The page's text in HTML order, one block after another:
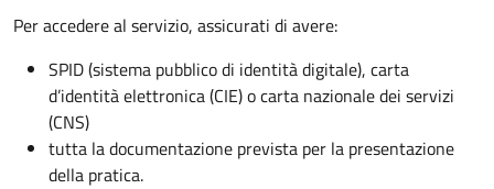
Per accedere al servizio, assicurati di avere:
SPID (sistema pubblico di identità digitale), carta
d’identità elettronica (CIE) o carta nazionale dei servizi
(CNS)
tutta la documentazione prevista per la presentazione
della pratica.